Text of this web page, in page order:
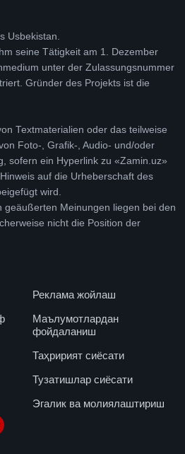
Usbekistan.
seine Tätigkeit am 1. Dezember
unter der Zulassungsnummer
Gründer des Projekts ist die
Textmaterialien oder das teilweise
Foto-, Grafik-, Audio- und/oder
sofern ein Hyperlink zu «Zamin.uz»
auf die Urheberschaft des
wird.
geäußerten Meinungen liegen bei den
nicht die Position der
Реклама жойлаш
Маълумотлардан
фойдаланиш
Таҳририят сиёсати
Тузатишлар сиёсати
Эгалик ва молиялаштириш